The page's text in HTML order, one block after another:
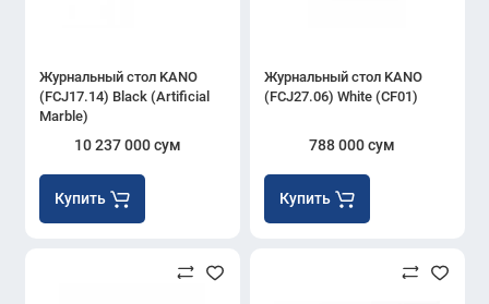
Журнальный стол KANO
(FCJ17.14) Black (Artificial
Marble)
10 237 000 сум
Купить
Журнальный стол KANO
(FCJ27.06) White (CF01)
788 000 сум
Купить